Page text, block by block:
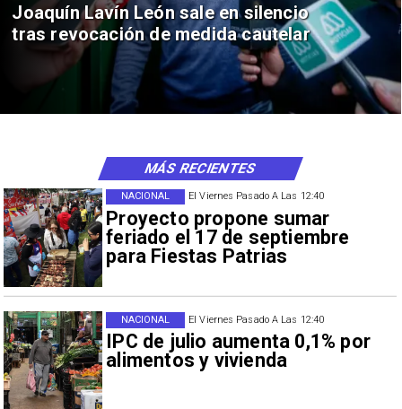
Joaquín Lavín León sale en silencio
tras revocación de medida cautelar
El Viernes Pasado A Las 12:40
Proyecto propone sumar
feriado el 17 de septiembre
para Fiestas Patrias
NACIONAL
El Viernes Pasado A Las 12:40
IPC de julio aumenta 0,1% por
alimentos y vivienda
NACIONAL
MÁS RECIENTES